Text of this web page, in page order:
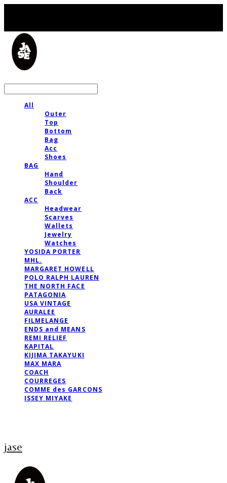
All
Outer
Top
Bottom
Bag
Acc
Shoes
BAG
Hand
Shoulder
Back
ACC
Headwear
Scarves
Wallets
Jewelry
Watches
YOSIDA PORTER
MHL.
MARGARET HOWELL
POLO RALPH LAUREN
THE NORTH FACE
PATAGONIA
USA VINTAGE
AURALEE
FILMELANGE
ENDS and MEANS
REMI RELIEF
KAPITAL
KIJIMA TAKAYUKI
MAX MARA
COACH
COURREGES
COMME des GARCONS
ISSEY MIYAKE
jase